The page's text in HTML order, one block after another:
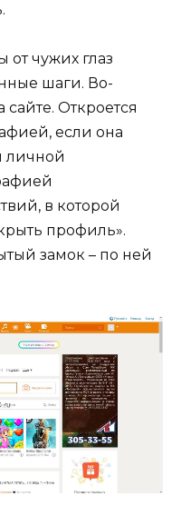
чужих глаз
шаги. Во-
сайте. Откроется
если она
личной
в которой
профиль».
замок – по ней